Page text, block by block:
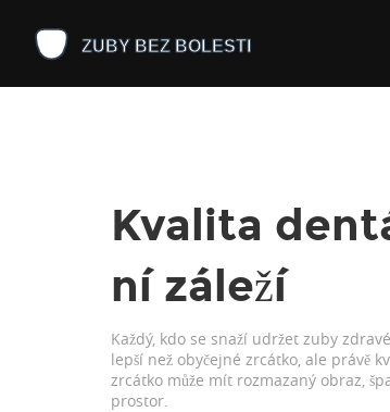
Kvalita
ní záleží
Každý, kdo se snaží udržet zuby
lepší než obyčejné zrcátko, ale právě
zrcátko může mít rozmazaný obraz,
prostor.